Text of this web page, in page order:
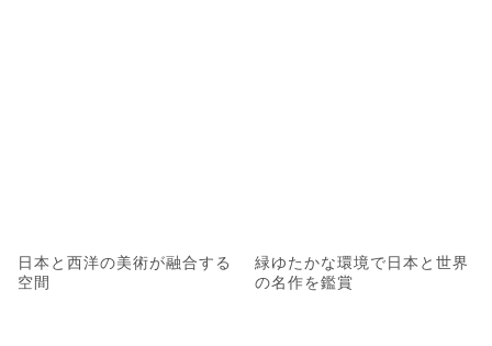
日本と西洋の美術が融合する
空間
緑ゆたかな環境で日本と世界
の名作を鑑賞